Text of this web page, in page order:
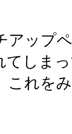
アップ
てしま
これを